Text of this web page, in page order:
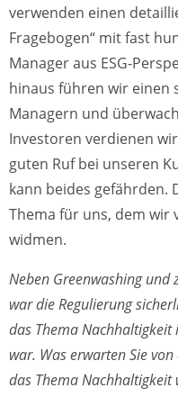
verwenden einen
Fragebogen“ mit fast
Manager aus ESG-
hinaus führen wir einen
Managern und
Investoren verdienen
guten Ruf bei unseren
kann beides gefährden.
Thema für uns, dem wir
widmen.
Neben Greenwashing und
war die Regulierung
das Thema Nachhaltigkeit
war. Was erwarten Sie
das Thema Nachhaltigkeit